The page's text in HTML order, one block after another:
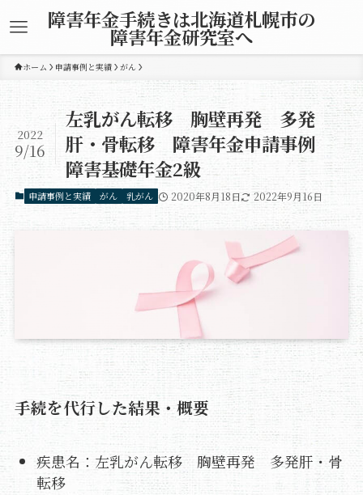
障害年金手続きは北海道札幌市の
障害年金研究室へ
ホーム 申請事例と実績 がん
左乳がん転移 胸壁再発 多発
肝・骨転移 障害年金申請事例
障害基礎年金2級
2022
9/16
申請事例と実績 がん 乳がん 2020年8月18日 2022年9月16日
手続を代行した結果・概要
疾患名：左乳がん転移 胸壁再発 多発肝・骨
転移